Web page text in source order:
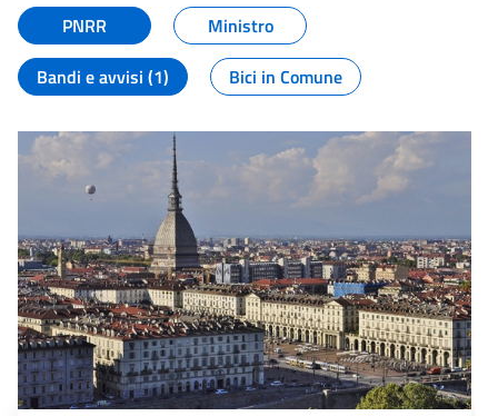
PNRR
Ministro
Bandi e avvisi (1)
Bici in Comune